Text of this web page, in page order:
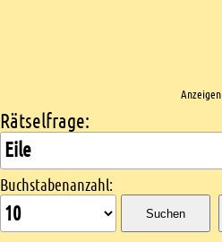
Anzeigen
Kreuzworträtsel suchen
Rätselfrage:
Buchstabenanzahl:
Suchen